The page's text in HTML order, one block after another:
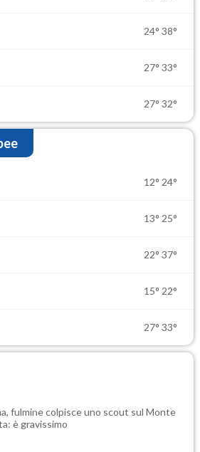
24° 38°
27° 33°
27° 32°
12° 24°
13° 25°
22° 37°
15° 22°
27° 33°
fulmine colpisce uno scout sul Monte
è gravissimo